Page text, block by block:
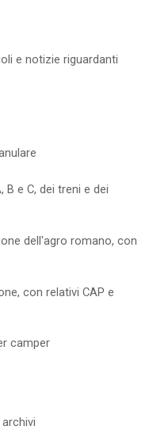
e notizie riguardanti
B e C, dei treni e dei
dell'agro romano, con
con relativi CAP e
camper